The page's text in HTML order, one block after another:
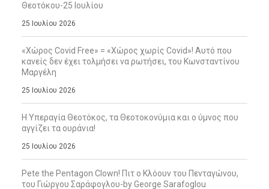
Θεοτόκου-25 Ιουλίου
25 Ιουλίου 2026
«Χώρος Covid Free» = «Χώρος χωρίς Covid»! Αυτό που
κανείς δεν έχει τολμήσει να ρωτήσει, του Κωνσταντίνου
Μαργέλη
25 Ιουλίου 2026
Η Υπεραγία Θεοτόκος, τα Θεοτοκονύμια και ο ύμνος που
αγγίζει τα ουράνια!
25 Ιουλίου 2026
Pete the Pentagon Clown! Πιτ ο Κλόουν του Πενταγώνου,
του Γιώργου Σαράφογλου-by George Sarafoglou